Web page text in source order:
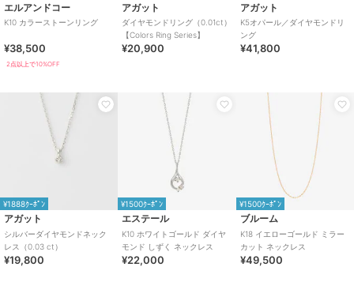
エルアンドコー
K10 カラーストーンリング
¥38,500
2点以上で10%OFF
アガット
ダイヤモンドリング（0.01ct）
【Colors Ring Series】
¥20,900
アガット
K5オパール／ダイヤモンドリ
ング
¥41,800
¥1888ｸｰﾎﾟﾝ
アガット
シルバーダイヤモンドネック
レス（0.03 ct）
¥19,800
¥1500ｸｰﾎﾟﾝ
エステール
K10 ホワイトゴールド ダイヤ
モンド しずく ネックレス
¥22,000
¥1500ｸｰﾎﾟﾝ
ブルーム
K18 イエローゴールド ミラー
カット ネックレス
¥49,500